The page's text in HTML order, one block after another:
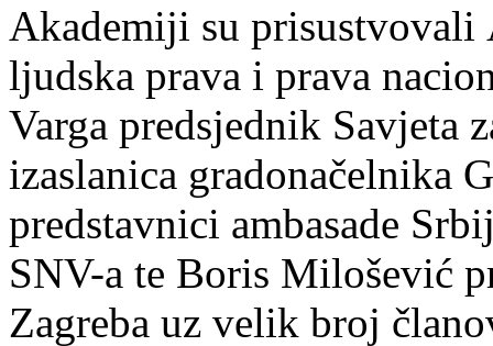
Akademiji su prisustvovali
ljudska prava i prava
Varga predsjednik Savjeta
izaslanica gradonačelnika
predstavnici ambasade
SNV-a te Boris Milošević
Zagreba uz velik broj